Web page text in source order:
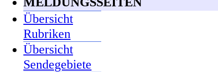
Übersicht
Rubriken
Übersicht
Sendegebiete